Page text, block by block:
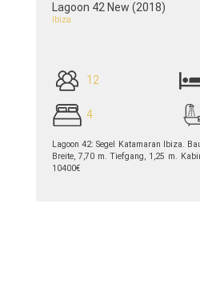
Lagoon 42 New (2018)
Ibiza
12
4
Lagoon 42: Segel Katamaran Ibiza.
Breite, 7,70 m. Tiefgang, 1,25 m.
10400€